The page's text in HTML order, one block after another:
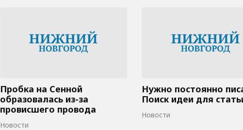
Пробка на Сенной
образовалась из-за
провисшего провода
Новости
Нужно постоянно
Поиск идеи для
Новости